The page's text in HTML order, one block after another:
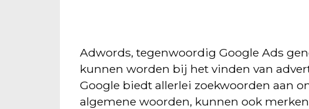
Adwords, tegenwoordig Google Ads
kunnen worden bij het vinden van
Google biedt allerlei zoekwoorden aan
algemene woorden, kunnen ook